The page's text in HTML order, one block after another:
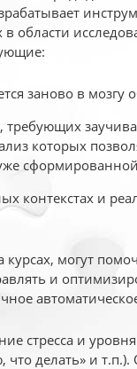
области
заново в мозгу
требующих
которых
контекстах и
курсах, могут
и
стресса и
что делать» и